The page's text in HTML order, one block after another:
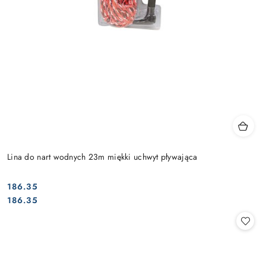
Lina do nart wodnych 23m miękki uchwyt pływająca
Cena:
186.35
Cena:
186.35